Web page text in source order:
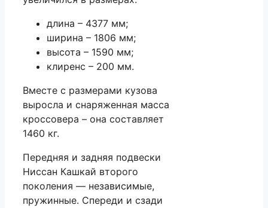
длина – 4377 мм;
ширина – 1806 мм;
высота – 1590 мм;
клиренс – 200 мм.
Вместе с размерами кузова
выросла и снаряженная масса
кроссовера – она составляет
1460 кг.
Передняя и задняя подвески
Ниссан Кашкай второго
поколения — независимые,
пружинные. Спереди и сзади